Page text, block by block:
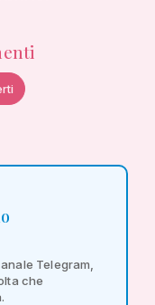
Telegram,
che